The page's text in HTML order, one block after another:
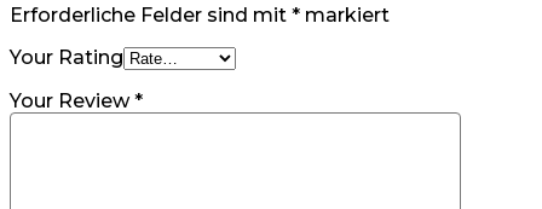
Erforderliche Felder sind mit * markiert
Your Rating
Your Review*